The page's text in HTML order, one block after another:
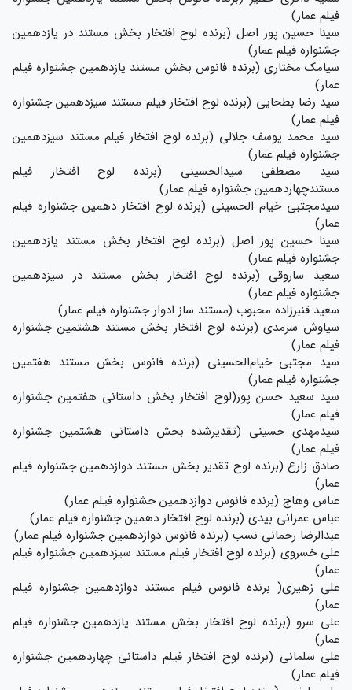
فیلم عمار)
سینا حسین پور اصل (برنده لوح افتخار بخش مستند در یازدهمین
جشنواره فیلم عمار)
سیامک مختاری (برنده فانوس بخش مستند یازدهمین جشنواره فیلم
عمار)
سید رضا بطحایی (برنده لوح افتخار فیلم مستند سیزدهمین جشنواره
فیلم عمار)
سید محمد یوسف جلالی (برنده لوح افتخار فیلم مستند سیزدهمین
جشنواره فیلم عمار)
سید مصطفی سیدالحسینی (برنده لوح افتخار فیلم
مستندچهاردهمین جشنواره فیلم عمار)
سیدمجتبی خیام الحسینی (برنده لوح افتخار دهمین جشنواره فیلم
عمار)
سینا حسین پور اصل (برنده لوح افتخار بخش مستند یازدهمین
جشنواره فیلم عمار)
سعید ساروقی (برنده لوح افتخار بخش مستند در سیزدهمین
جشنواره فیلم عمار)
سعید قنبرزاده محبوب (مستند ساز ادوار جشنواره فیلم عمار)
سیاوش سرمدی (برنده لوح افتخار بخش مستند هشتمین جشنواره
فیلم عمار)
سید مجتبی خیام‌الحسینی (برنده فانوس بخش مستند هفتمین
جشنواره فیلم عمار)
سید سعید حسن پور(لوح افتخار بخش داستانی هفتمین جشنواره
فیلم عمار)
سیدمهدی حسینی (تقدیرشده بخش داستانی هشتمین جشنواره
فیلم عمار)
صادق زارع (برنده لوح تقدیر بخش مستند دوازدهمین جشنواره فیلم
عمار)
عباس وهاج (برنده فانوس دوازدهمین جشنواره فیلم عمار)
عباس عمرانی بیدی (برنده لوح افتخار دهمین جشنواره فیلم عمار)
عبدالرضا رحمانی نسب (برنده فانوس دوازدهمین جشنواره فیلم عمار)
علی خسروی (برنده لوح افتخار فیلم مستند سیزدهمین جشنواره فیلم
عمار)
علی زهیری( برنده فانوس فیلم مستند دوازدهمین جشنواره فیلم
عمار)
علی سرو (برنده لوح افتخار بخش مستند یازدهمین جشنواره فیلم
عمار)
علی سلمانی (برنده لوح افتخار فیلم داستانی چهاردهمین جشنواره
فیلم عمار)